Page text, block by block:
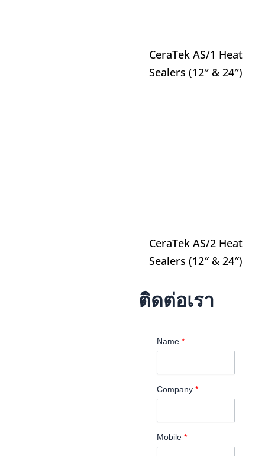
CeraTek AS/1 Heat
Sealers (12″ & 24″)
CeraTek AS/2 Heat
Sealers (12″ & 24″)
ติดต่อเรา
Name *
Company *
Mobile *